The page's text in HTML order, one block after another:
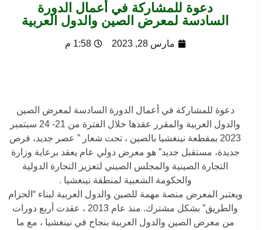
دعوة للمشاركة في أعمال الدورة
السادسة لمعرض الصين والدول العربية
مارس 28, 2023 1:58 م
دعوة للمشاركة في أعمال الدورة السادسة لمعرض الصين
والدول العربية والمقرر عقدها خلال الفترة من 21- 24 سبتمبر
2023 بمقطعة نينغشيا بالصين ، تحت شعار ” عصر جديد، فرص
جديدة، مستقبل جديد” هو معرض دولي عام يعقد برعاية وزارة
التجارة الصينية والمجلس الصيني لتعزيز التجارة الدولية
والحكومة الشعبية لمنطقة نينغشيا .
ويعتبر المعرض منصة مهمة للصين والدول العربية لبناء “الحزام
والطريق” بشكل مشترك. منذ عام 2013 ، عقدت أربع دورات
من معرض الصين والدول العربية بنجاح في نينغشيا ، مع ما